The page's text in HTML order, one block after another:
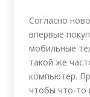
Согласно
впервые
мобильные
такой же
компьютер.
чтобы что-то